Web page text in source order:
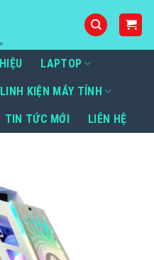
LAPTOP
LINH KIỆN MÁY TÍNH
TIN TỨC MỚI LIÊN HỆ